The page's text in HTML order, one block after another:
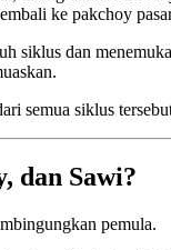
ke pakchoy
siklus dan
semua siklus
dan Sawi?
pemula.